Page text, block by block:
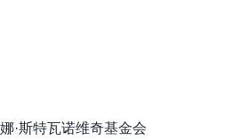
·斯特瓦诺维奇基金会